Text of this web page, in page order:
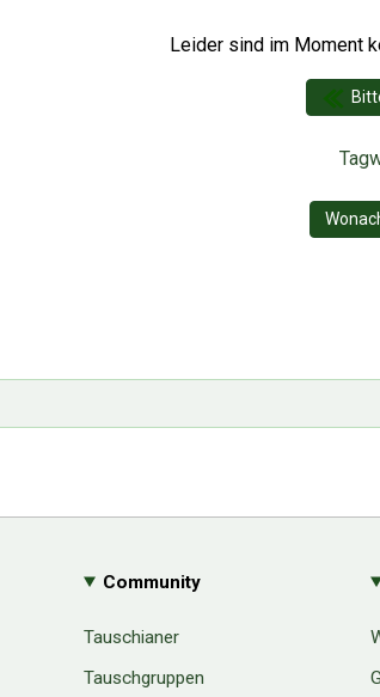
Leider sind im Moment
Community
Tauschianer
Tauschgruppen